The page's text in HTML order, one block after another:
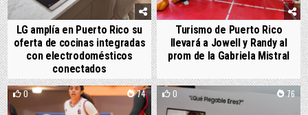
LG amplía en Puerto Rico su
oferta de cocinas integradas
con electrodomésticos
conectados
Turismo de Puerto Rico
llevará a Jowell y Randy al
prom de la Gabriela Mistral
0 74 0 76